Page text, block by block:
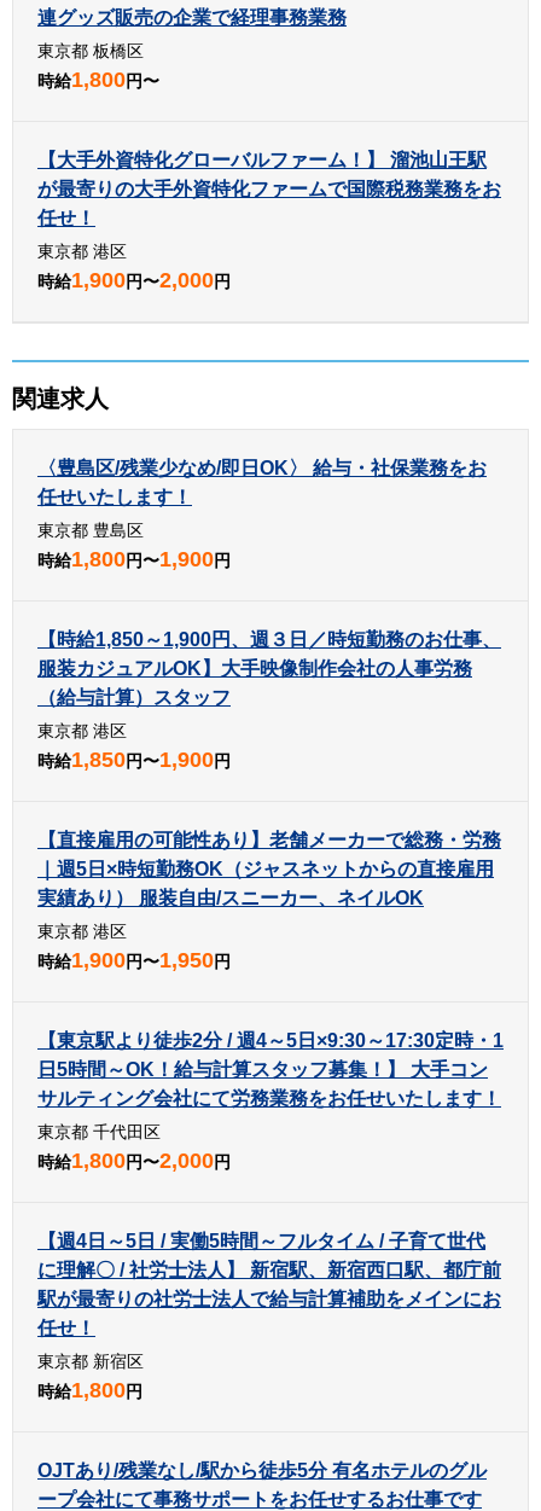
連グッズ販売の企業で経理事務業務
東京都 板橋区
時給1,800円〜
【大手外資特化グローバルファーム！】 溜池山王駅
が最寄りの大手外資特化ファームで国際税務業務をお
任せ！
東京都 港区
時給1,900円〜2,000円
関連求人
〈豊島区/残業少なめ/即日OK〉 給与・社保業務をお
任せいたします！
東京都 豊島区
時給1,800円〜1,900円
【時給1,850～1,900円、週３日／時短勤務のお仕事、
服装カジュアルOK】大手映像制作会社の人事労務
（給与計算）スタッフ
東京都 港区
時給1,850円〜1,900円
【直接雇用の可能性あり】老舗メーカーで総務・労務
｜週5日×時短勤務OK（ジャスネットからの直接雇用
実績あり） 服装自由/スニーカー、ネイルOK
東京都 港区
時給1,900円〜1,950円
【東京駅より徒歩2分 / 週4～5日×9:30～17:30定時・1
日5時間～OK！給与計算スタッフ募集！】 大手コン
サルティング会社にて労務業務をお任せいたします！
東京都 千代田区
時給1,800円〜2,000円
【週4日～5日 / 実働5時間～フルタイム / 子育て世代
に理解〇 / 社労士法人】 新宿駅、新宿西口駅、都庁前
駅が最寄りの社労士法人で給与計算補助をメインにお
任せ！
東京都 新宿区
時給1,800円
OJTあり/残業なし/駅から徒歩5分 有名ホテルのグル
ープ会社にて事務サポートをお任せするお仕事です